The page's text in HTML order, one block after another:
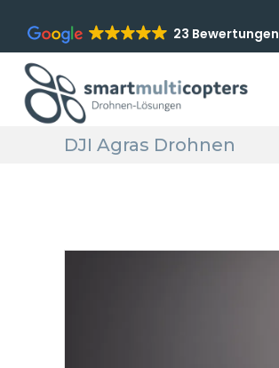
23 Bewertungen
DJI Agras Drohnen